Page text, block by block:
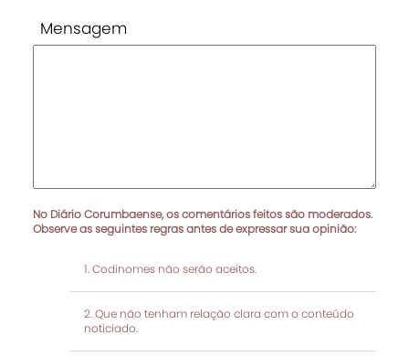
Mensagem
No Diário Corumbaense, os comentários feitos são moderados.
Observe as seguintes regras antes de expressar sua opinião:
Codinomes não serão aceitos.
Que não tenham relação clara com o conteúdo
noticiado.